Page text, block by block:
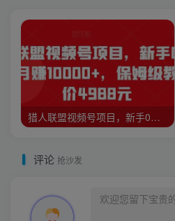
猎人联盟视频号项目，新手0基础轻松月赚10000+，保姆级教程原价4988元
评论 抢沙发